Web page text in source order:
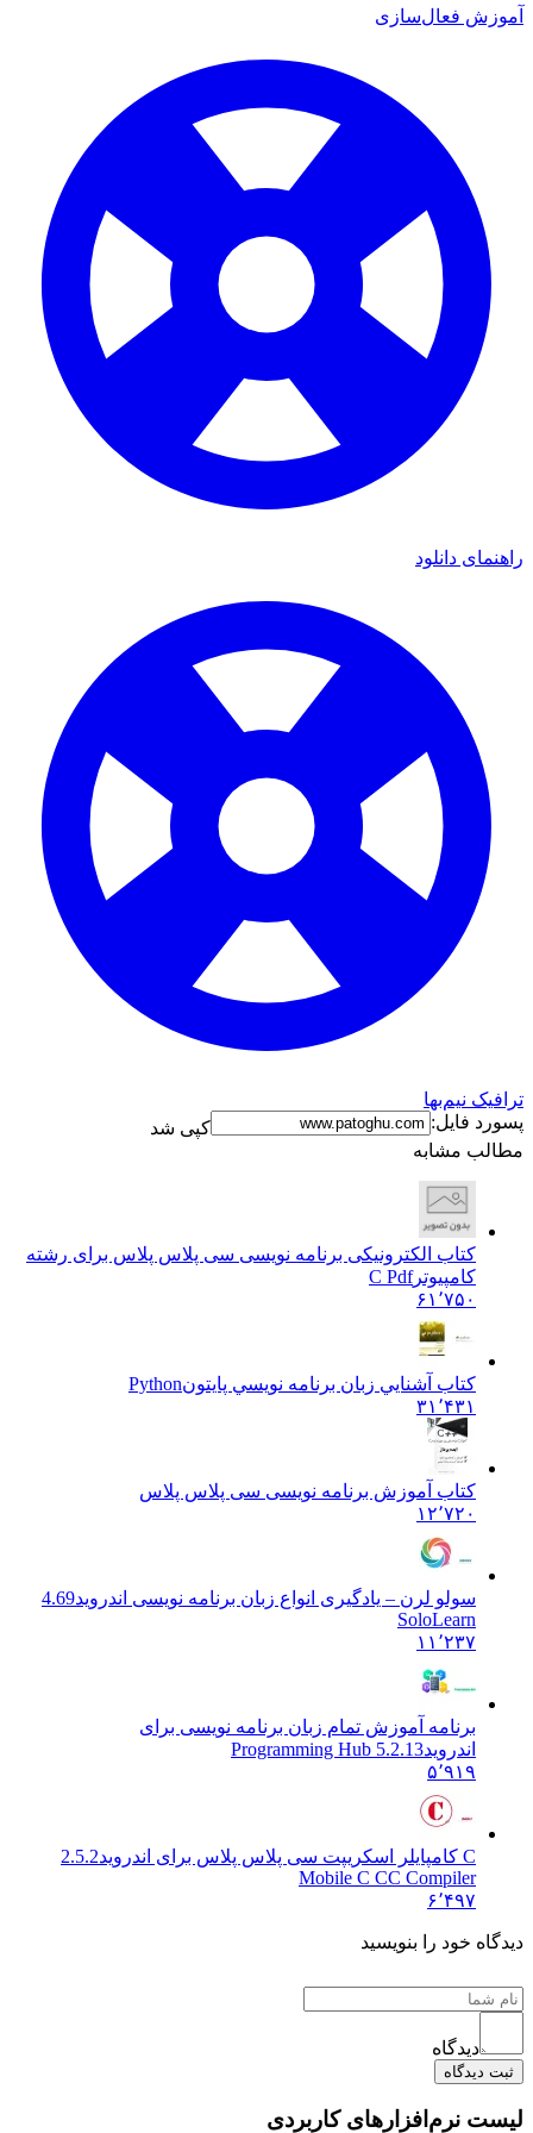
فعال‌سازی
دانلود
نیم‌بها
فایل:
کپی شد
مشابه
کتاب الکترونیکی برنامه نویسی سی پلاس پلاس برای رشته
کامپیوترC Pdf
۶۱٬۷۵۰
کتاب آشنايي زبان برنامه نويسي پایتون Python
۳۱٬۴۳۱
کتاب آموزش برنامه نویسی سی پلاس پلاس
۱۲٬۷۲۰
سولو لرن – یادگیری انواع زبان برنامه نویسی اندروید 4.69
SoloLearn
۱۱٬۲۳۷
برنامه آموزش تمام زبان برنامه نویسی برای
Programming Hub 5.2.13
2.5.2
Mobile C CC Compiler
خود را بنویسید
نرم‌افزارهای کاربردی